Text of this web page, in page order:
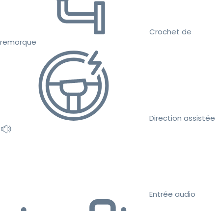
Crochet de
remorque
Direction assistée
Entrée audio